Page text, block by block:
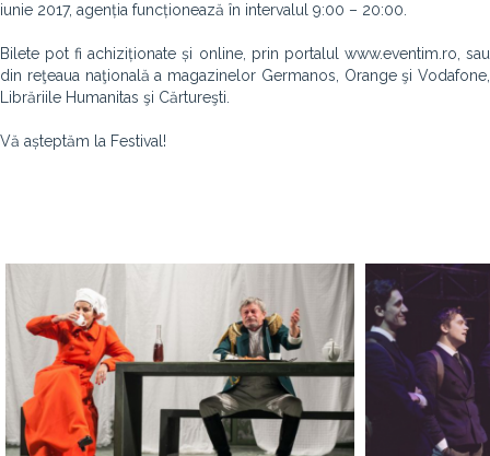
iunie 2017, agenția funcționează în intervalul 9:00 – 20:00.
Bilete pot fi achiziționate și online, prin portalul www.eventim.ro, sau
din reţeaua naţională a magazinelor Germanos, Orange şi Vodafone,
Librăriile Humanitas şi Cărtureşti.
Vă așteptăm la Festival!